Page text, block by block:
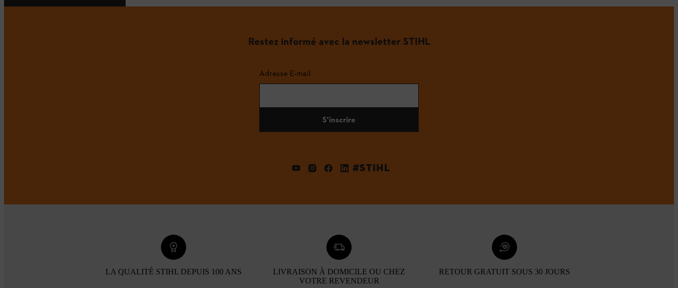
Restez informé avec la newsletter STIHL
Adresse E-mail
S'inscrire
#STIHL
LA QUALITÉ STIHL DEPUIS 100 ANS
LIVRAISON À DOMICILE OU CHEZ
VOTRE REVENDEUR
RETOUR GRATUIT SOUS 30 JOURS